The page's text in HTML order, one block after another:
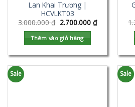
Lan Khai Trương |
HCVLKT03
3.000.000₫ 2.700.000 ₫
Thêm vào giỏ hàng
Sale Sale